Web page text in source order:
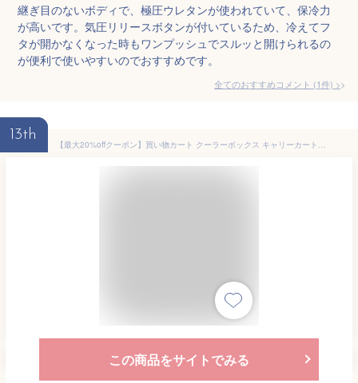
継ぎ目のないボディで、極圧ウレタンが使われていて、保冷力
が高いです。気圧リリースボタンが付いているため、冷えてフ
タが開かなくなった時もワンプッシュでスルッと開けられるの
が便利で使いやすいのでおすすめです。
全てのおすすめコメント (1件) >
13th
【最大20%offクーポン】買い物カート クーラーボックス キャリーカート 折りたたみ 可愛い 買い物 保冷 40L キャスター付き 小型 大型 車中泊 キャリーワゴン クーラーバッグ 部活 花火 釣り ソフトクーラーボックス 大容量 運動会 BBQ 保冷バッグ
この商品をサイトでみる